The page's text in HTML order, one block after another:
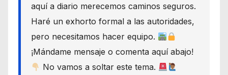
aquí a diario merecemos caminos seguros.
Haré un exhorto formal a las autoridades,
pero necesitamos hacer equipo.
¡Mándame mensaje o comenta aquí abajo!
No vamos a soltar este tema.